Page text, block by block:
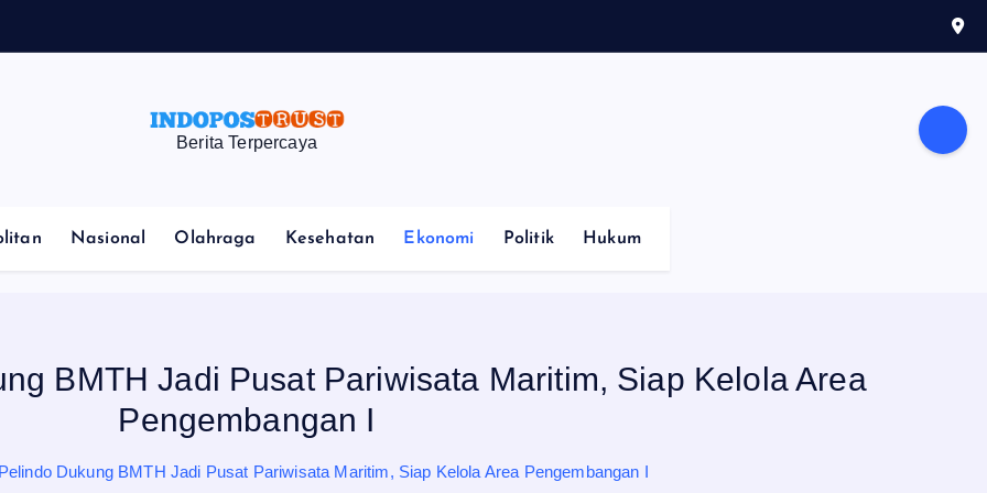
Berita Terpercaya
Nasional Olahraga Kesehatan Ekonomi Politik Hukum
BMTH Jadi Pusat Pariwisata Maritim, Siap Kelola Area
Pengembangan I
Dukung BMTH Jadi Pusat Pariwisata Maritim, Siap Kelola Area Pengembangan I